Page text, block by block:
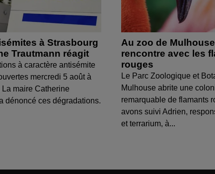
à Strasbourg
Trautmann réagit
à caractère antisémite
mercredi 5 août à
La maire Catherine
dénoncé ces dégradations.
Au zoo de
rencontre avec les
rouges
Le Parc Zoologique et
Mulhouse abrite une
remarquable de flamants
avons suivi Adrien,
et terrarium, à...